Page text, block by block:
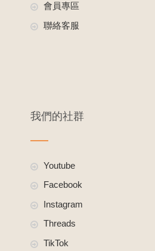
會員專區
聯絡客服
我們的社群
Youtube
Facebook
Instagram
Threads
TikTok